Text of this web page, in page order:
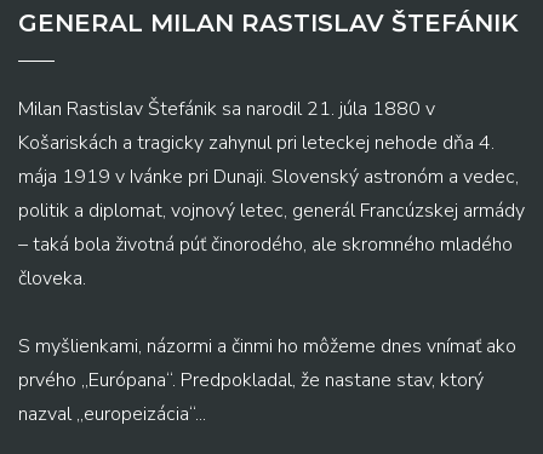
GENERAL MILAN RASTISLAV ŠTEFÁNIK
Milan Rastislav Štefánik sa narodil 21. júla 1880 v
Košariskách a tragicky zahynul pri leteckej nehode dňa 4.
mája 1919 v Ivánke pri Dunaji. Slovenský astronóm a vedec,
politik a diplomat, vojnový letec, generál Francúzskej armády
– taká bola životná púť činorodého, ale skromného mladého
človeka.
S myšlienkami, názormi a činmi ho môžeme dnes vnímať ako
prvého „Európana“. Predpokladal, že nastane stav, ktorý
nazval „europeizácia“...